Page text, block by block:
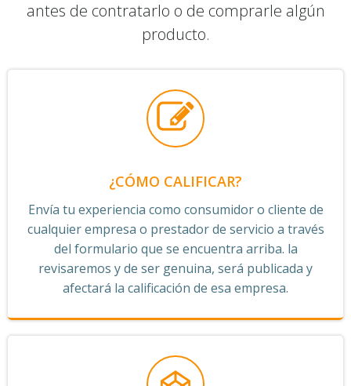
antes de contratarlo o de comprarle algún
producto.
¿CÓMO CALIFICAR?
Envía tu experiencia como consumidor o cliente de
cualquier empresa o prestador de servicio a través
del formulario que se encuentra arriba. la
revisaremos y de ser genuina, será publicada y
afectará la calificación de esa empresa.